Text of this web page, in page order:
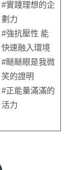
#實踐理想的企
劃力
#強抗壓性 能
快速融入環境
#瞇瞇眼是我微
笑的證明
#正能量滿滿的
活力